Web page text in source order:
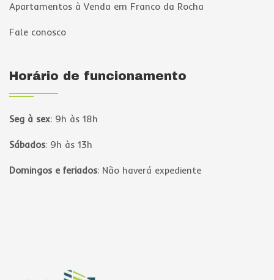
Apartamentos à Venda em Franco da Rocha
Fale conosco
Horário de funcionamento
Seg à sex: 9h às 18h
Sábados: 9h às 13h
Domingos e feriados: Não haverá expediente